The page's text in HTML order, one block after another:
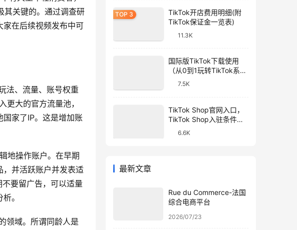
其关键的。通过调查研
家在后续视频发布中可
法、流量、账号权重
大的官方流量池，
家了IP。这是增加账
地操作账户。在早期
，并活跃账户并发表适
要留广告，可以适量
。
领域。所谓同龄人是
TikTok开店费用明细(附
TikTok保证金一览表)
11.3K
国际版TikTok下载使用
（从0到1玩转TikTok系列
教程）
7.5K
TikTok Shop官网入口，
TikTok Shop入驻条件和
开店流程
6.6K
最新文章
Rue du Commerce-法国
综合电商平台
2026/07/23